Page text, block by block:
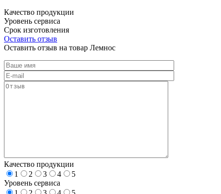
Качество продукции
Уровень сервиса
Срок изготовления
Оставить отзыв
Оставить отзыв на товар Лемнос
Качество продукции
1
2 3 4
5
Уровень сервиса